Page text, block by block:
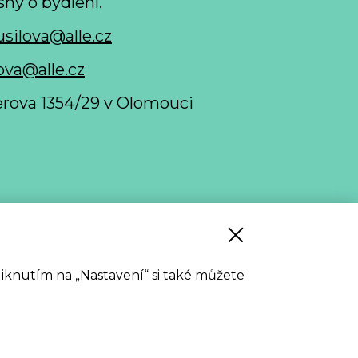
na „Nastavení“ si také můžete
1354/29 v Olomouci